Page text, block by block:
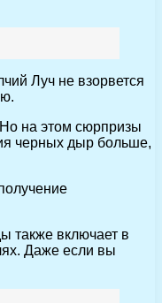
Луч не взорвется
на этом сюрпризы
черных дыр больше,
также включает в
Даже если вы